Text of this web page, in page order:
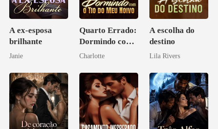
A ex-esposa
brilhante
Janie
Quarto Errado:
Dormindo com
o Tio do Meu
Charlotte
A escolha do
destino
Lila Rivers